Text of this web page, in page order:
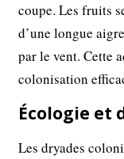
coupe. Les fruits
d’une longue
par le vent. Cette
colonisation
Écologie
Les dryades